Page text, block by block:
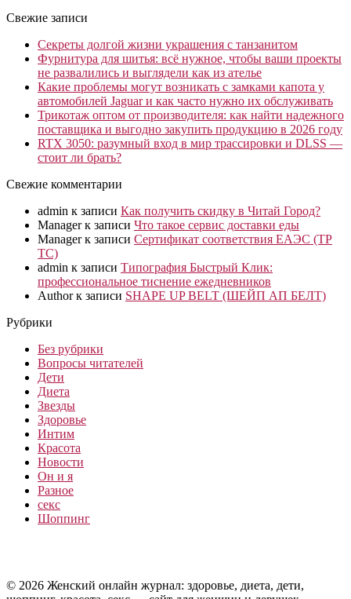
Свежие записи
Секреты долгой жизни украшения с танзанитом
Фурнитура для шитья: всё нужное, чтобы ваши проекты
не развалились и выглядели как из ателье
Какие проблемы могут возникать с замками капота у
автомобилей Jaguar и как часто нужно их обслуживать
Трикотаж оптом от производителя: как найти надежного
поставщика и выгодно закупить продукцию в 2026 году
RTX 3050: разумный вход в мир трассировки и DLSS —
стоит ли брать?
Свежие комментарии
admin к записи Как получить скидку в Читай Город?
Managerк записи Что такое сервис доставки еды
Managerк записи Сертификат соответствия ЕАЭС (ТР
ТС)
admin к записи Типография Быстрый Клик:
профессиональное тиснение ежедневников
Authorк записи SHAPE UP BELT (ШЕЙП АП БЕЛТ)
Рубрики
Без рубрики
Вопросы читателей
Дети
Диета
Звезды
Здоровье
Интим
Красота
Новости
Он и я
Разное
секс
Шоппинг
© 2026 Женский онлайн журнал: здоровье, диета, дети,